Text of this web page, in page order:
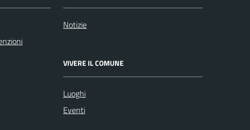
Notizie
VIVERE IL COMUNE
Luoghi
Eventi